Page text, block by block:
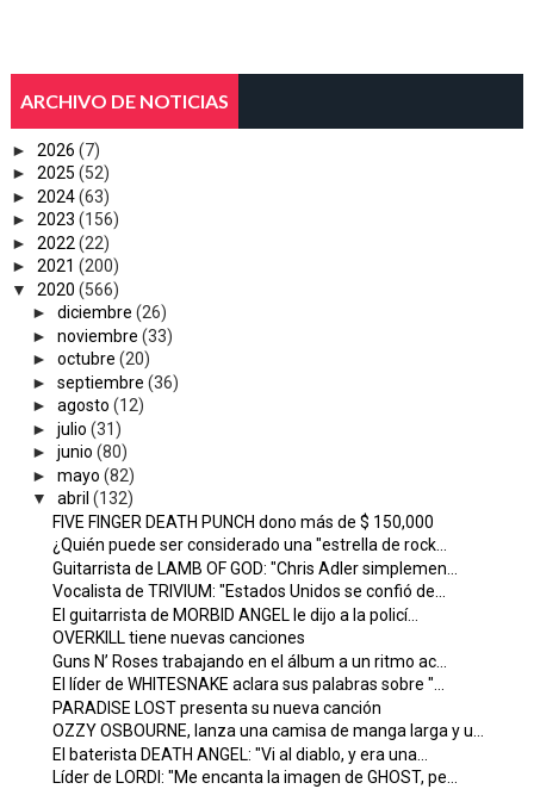
ARCHIVO DE NOTICIAS
► 2026 (7)
► 2025 (52)
► 2024(63)
► 2023 (156)
► 2022 (22)
► 2021 (200)
▼
2020 (566)
► diciembre (26)
► noviembre (33)
► octubre (20)
► septiembre (36)
► agosto (12)
► julio (31)
► junio (80)
► mayo (82)
▼
abril (132)
FIVE FINGER DEATH PUNCH dono más de $ 150,000
¿Quién puede ser considerado una "estrella de rock...
Guitarrista de LAMB OF GOD: "Chris Adler simplemen...
Vocalista de TRIVIUM: "Estados Unidos se confió de...
El guitarrista de MORBID ANGEL le dijo a la policí...
OVERKILL tiene nuevas canciones
Guns N’ Roses trabajando en el álbum a un ritmo ac...
El líder de WHITESNAKE aclara sus palabras sobre "...
PARADISE LOST presenta su nueva canción
OZZY OSBOURNE, lanza una camisa de manga larga y u...
El baterista DEATH ANGEL: "Vi al diablo, y era una...
Líder de LORDI: "Me encanta la imagen de GHOST, pe...